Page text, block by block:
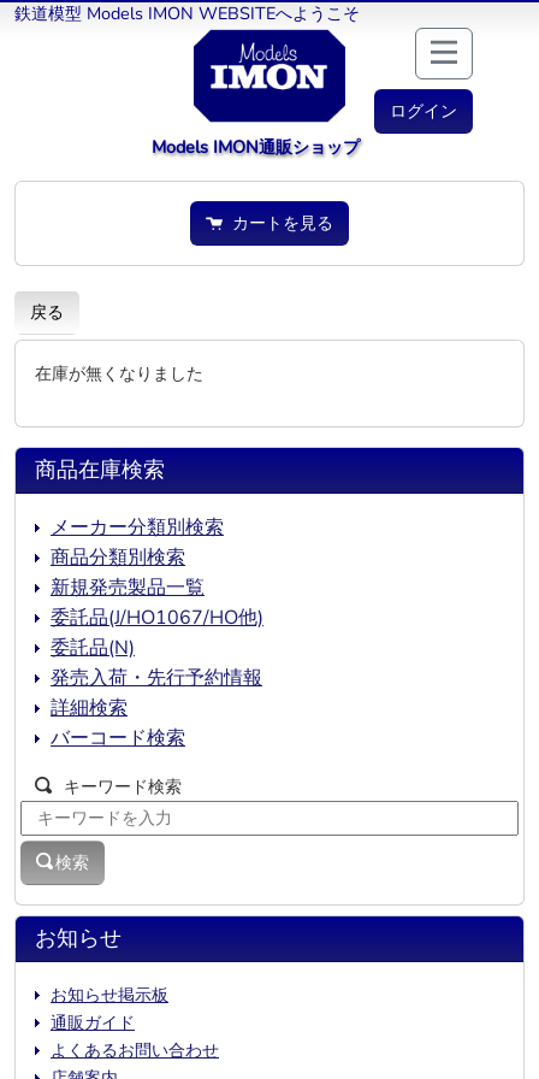
鉄道模型 Models IMON WEBSITEへようこそ
ログイン
Models IMON通販ショップ
カートを見る
戻る
在庫が無くなりました
お知らせ
お知らせ掲示板
通販ガイド
よくあるお問い合わせ
商品在庫検索
メーカー分類別検索
商品分類別検索
新規発売製品一覧
委託品(J/HO1067/HO他)
委託品(N)
発売入荷・先行予約情報
詳細検索
バーコード検索
キーワード検索
検索